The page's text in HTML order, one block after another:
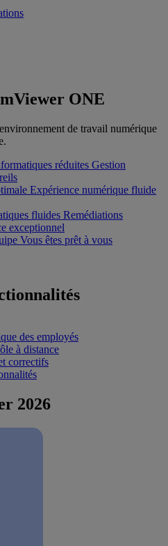
ONE
de travail numérique
réduites Gestion
Expérience numérique fluide
fluides Remédiations
exceptionnel
Vous êtes prêt à vous
des employés
à distance
correctifs
2026